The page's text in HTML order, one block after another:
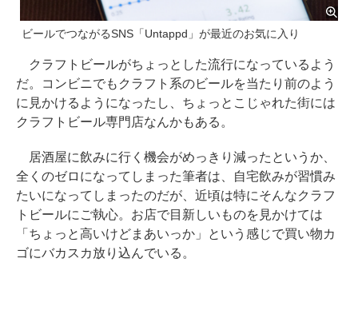
ビールでつながるSNS「Untappd」が最近のお気に入り
クラフトビールがちょっとした流行になっているよう
だ。コンビニでもクラフト系のビールを当たり前のよう
に見かけるようになったし、ちょっとこじゃれた街には
クラフトビール専門店なんかもある。
居酒屋に飲みに行く機会がめっきり減ったというか、
全くのゼロになってしまった筆者は、自宅飲みが習慣み
たいになってしまったのだが、近頃は特にそんなクラフ
トビールにご執心。お店で目新しいものを見かけては
「ちょっと高いけどまあいっか」という感じで買い物カ
ゴにバカスカ放り込んでいる。